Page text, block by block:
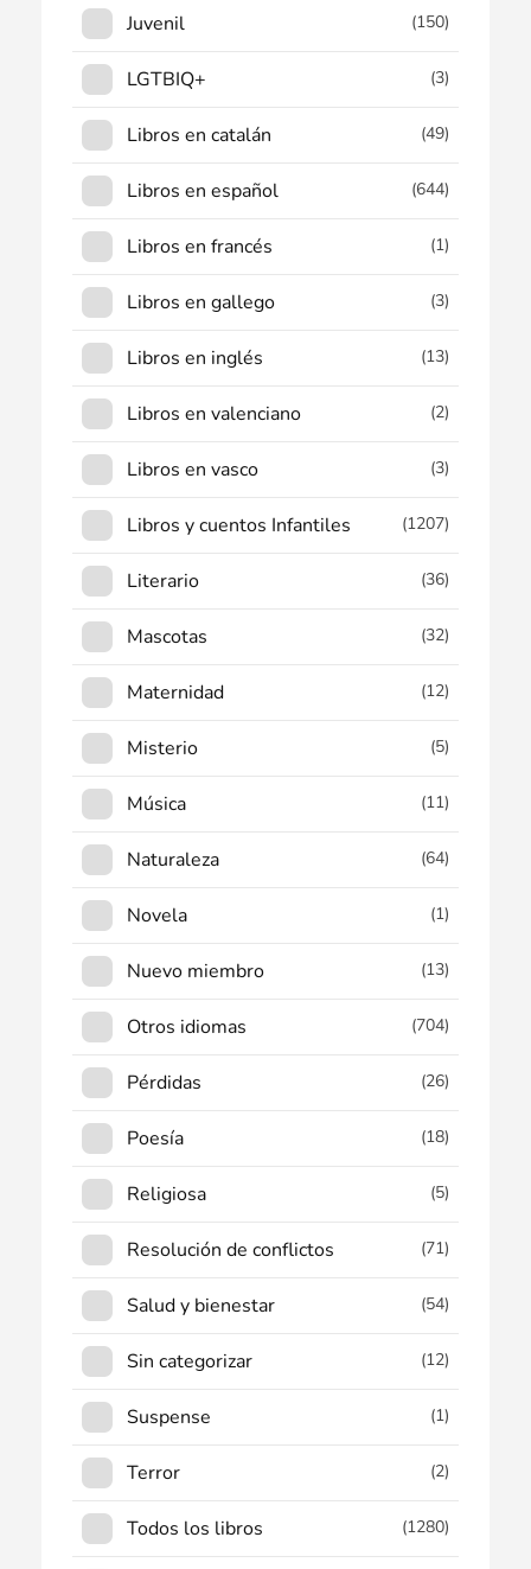
Juvenil (150)
LGTBIQ+ (3)
Libros en catalán (49)
Libros en español (644)
Libros en francés (1)
Libros en gallego (3)
Libros en inglés (13)
Libros en valenciano (2)
Libros en vasco (3)
Libros y cuentos Infantiles (1207)
Literario (36)
Mascotas (32)
Maternidad (12)
Misterio (5)
Música (11)
Naturaleza (64)
Novela (1)
Nuevo miembro (13)
Otros idiomas (704)
Pérdidas (26)
Poesía (18)
Religiosa (5)
Resolución de conflictos (71)
Salud y bienestar (54)
Sin categorizar (12)
Suspense (1)
Terror (2)
Todos los libros (1280)